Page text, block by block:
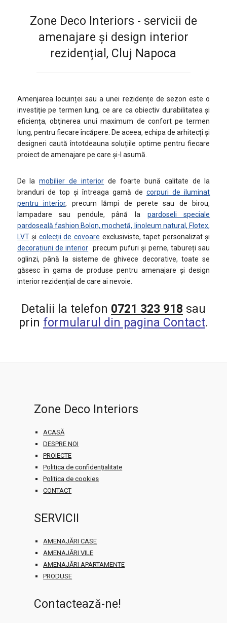
Zone Deco Interiors - servicii de
amenajare și design interior
rezidențial, Cluj Napoca
Amenjarea locuinței sau a unei rezidențe de sezon este o
investiție pe termen lung, ce are ca obiectiv durabilitatea și
eficiența, obținerea unui maximum de confort pe termen
lung, pentru fiecare încăpere. De aceea, echipa de arhitecți și
designeri caută întotdeauna soluțiile optime pentru fiecare
proiect de amenajare pe care și-l asumă.
De lamobilier de interior de foarte bună calitate de la
branduri de top și întreaga gamă decorpuri de iluminat
pentru interior, precum lămpi de perete sau de birou,
lampadare sau pendule, până la pardoseli speciale
pardoseală fashion Bolon, mochetă, linoleum natural, Flotex,
LVTși colecții de covoare exclusiviste, tapet personalizat și
decorațiuni de interior precum pufuri și perne, tabureți sau
oglinzi, până la sisteme de ghivece decorative, toate se
găsesc în gama de produse pentru amenajare și design
interior rezidențial de care ai nevoie.
Detalii la telefon 0721 323 918 sau
prin formularul din pagina Contact.
Zone Deco Interiors
ACASĂ
DESPRE NOI
PROIECTE
Politica de confidențialitate
Politica de cookies
CONTACT
SERVICII
AMENAJĂRI CASE
AMENAJĂRI VILE
AMENAJĂRI APARTAMENTE
PRODUSE
Contactează-ne!